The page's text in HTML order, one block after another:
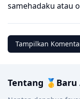
samehadaku atau
Tampilkan
Tentang 🥇Baru